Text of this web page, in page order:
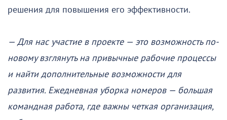
решения для повышения его эффективности.
— Для нас участие в проекте — это возможность по-
новому взглянуть на привычные рабочие процессы
и найти дополнительные возможности для
развития. Ежедневная уборка номеров — большая
командная работа, где важны четкая организация,